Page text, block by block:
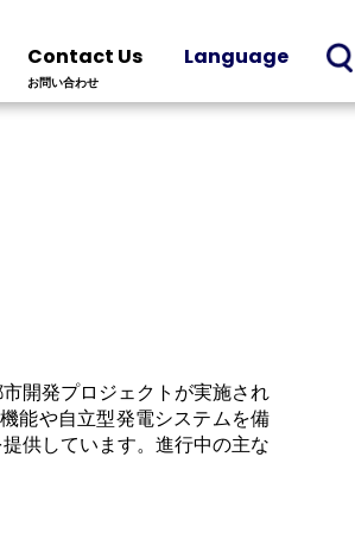
Contact Us
お問い合わせ
Language
開発プロジェクトが実施され
能や自立型発電システムを備
供しています。進行中の主な